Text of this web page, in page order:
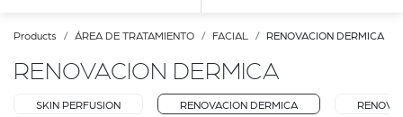
Products ÁREA DE TRATAMIENTO FACIAL RENOVACION DERMICA
RENOVACION DERMICA
SKIN PERFUSION RENOVACION DERMICA